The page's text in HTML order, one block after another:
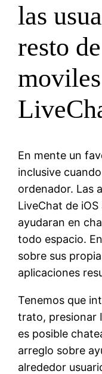
las
resto
En mente un
inclusive
ordenador. Las
LiveChat de
ayudaran en
todo espacio.
sobre sus
aplicaciones
Tenemos que
trato, presionar
es posible
arreglo sobre
alrededor